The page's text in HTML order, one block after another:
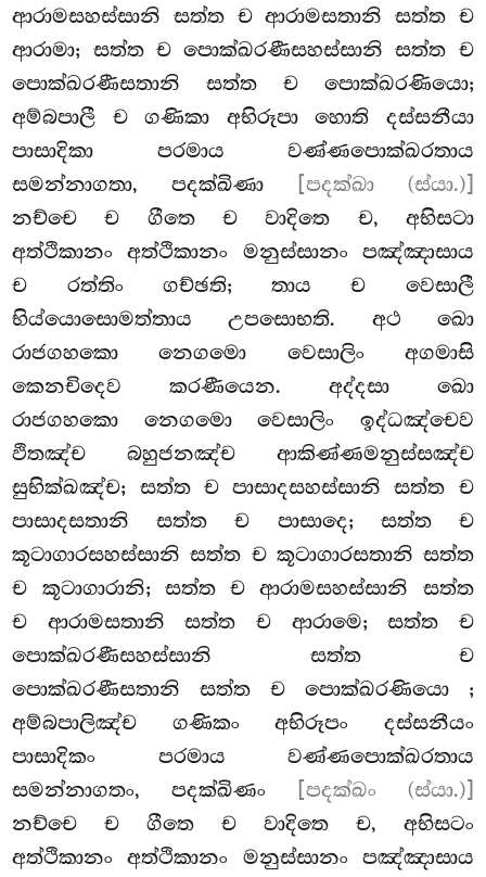
ආරාමසහස්සානි සත්ත ච ආරාමසතානි සත්ත ච
ආරාමා; සත්ත ච පොක්ඛරණීසහස්සානි සත්ත ච
පොක්ඛරණීසතානි සත්ත ච පොක්ඛරණියො;
අම්බපාලී ච ගණිකා අභිරූපා හොති දස්සනීයා
පාසාදිකා පරමාය වණ්ණපොක්ඛරතාය
සමන්නාගතා, පදක්ඛිණා
[පදක්ඛා (ස්යා.)]
නච්චෙ ච ගීතෙ ච වාදිතෙ ච, අභිසටා
අත්ථිකානං අත්ථිකානං මනුස්සානං පඤ්ඤාසාය
ච රත්තිං ගච්ඡති; තාය ච වෙසාලී
භිය්යොසොමත්තාය උපසොභති. අථ ඛො
රාජගහකො නෙගමො වෙසාලිං අගමාසි
කෙනචිදෙව කරණීයෙන. අද්දසා ඛො
රාජගහකො නෙගමො වෙසාලිං ඉද්ධඤ්චෙව
ඵිතඤ්ච බහුජනඤ්ච ආකිණ්ණමනුස්සඤ්ච
සුභික්ඛඤ්ච; සත්ත ච පාසාදසහස්සානි සත්ත ච
පාසාදසතානි සත්ත ච පාසාදෙ; සත්ත ච
කූටාගාරසහස්සානි සත්ත ච කූටාගාරසතානි සත්ත
ච කූටාගාරානි; සත්ත ච ආරාමසහස්සානි සත්ත
ච ආරාමසතානි සත්ත ච ආරාමෙ; සත්ත ච
පොක්ඛරණීසහස්සානි සත්ත ච
පොක්ඛරණීසතානි සත්ත ච පොක්ඛරණියො ;
අම්බපාලිඤ්ච ගණිකං අභිරූපං දස්සනීයං
පාසාදිකං පරමාය වණ්ණපොක්ඛරතාය
සමන්නාගතං, පදක්ඛිණං
[පදක්ඛං (ස්යා.)]
නච්චෙ ච ගීතෙ ච වාදිතෙ ච, අභිසටං
අත්ථිකානං අත්ථිකානං මනුස්සානං පඤ්ඤාසාය